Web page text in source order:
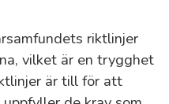
riktlinjer
vilket är en trygghet
är till för att